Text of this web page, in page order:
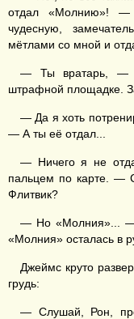
отдал «Молнию»!
чудесную,
мётлами со мной и
— Ты вратарь, —
штрафной площадке.
— Да я хоть
— А ты её отдал...
— Ничего я не
пальцем по карте. —
Флитвик?
— Но «Молния»... —
«Молния» осталась в
Джеймс круто
грудь:
— Слушай, Рон,